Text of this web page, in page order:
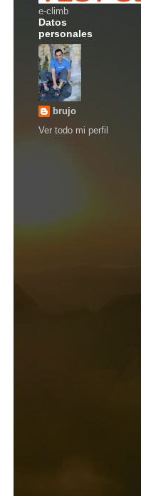
e-climb
Datos
personales
brujo
Ver todo mi perfil